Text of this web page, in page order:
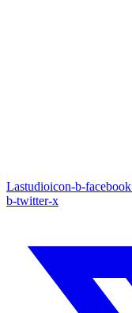
Lastudioicon-b-facebook
b-twitter-x